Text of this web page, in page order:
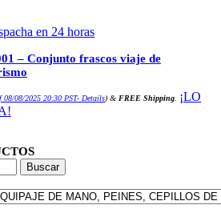
en 24 horas
– Conjunto frascos viaje de
08/08/2025 20:30 PST- Details) & FREE Shipping
¡LO
Buscar